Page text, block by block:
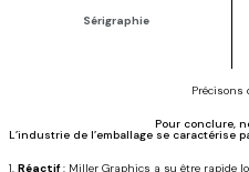
Sérigraphie
Précisons
Pour conclure,
L’industrie de l’emballage se
Réactif: Miller Graphics a su être rapide